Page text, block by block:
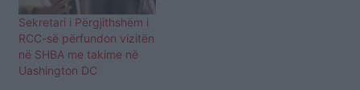
Sekretari i Përgjithshëm i
RCC-së përfundon vizitën
në SHBA me takime në
Uashington DC